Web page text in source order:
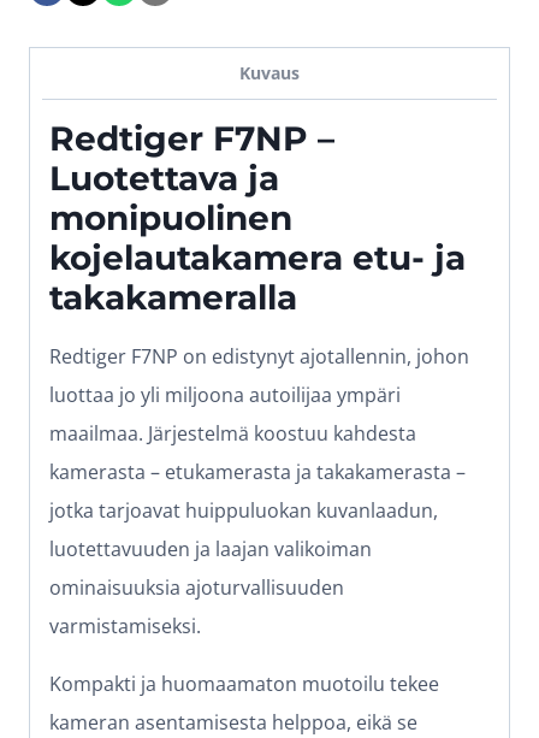
Kuvaus
Redtiger F7NP –
Luotettava ja
monipuolinen
kojelautakamera etu- ja
takakameralla
Redtiger F7NP on edistynyt ajotallennin, johon
luottaa jo yli miljoona autoilijaa ympäri
maailmaa. Järjestelmä koostuu kahdesta
kamerasta – etukamerasta ja takakamerasta –
jotka tarjoavat huippuluokan kuvanlaadun,
luotettavuuden ja laajan valikoiman
ominaisuuksia ajoturvallisuuden
varmistamiseksi.
Kompakti ja huomaamaton muotoilu tekee
kameran asentamisesta helppoa, eikä se